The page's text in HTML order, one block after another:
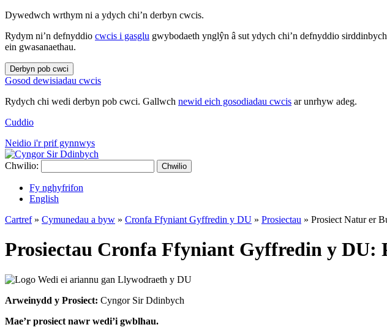
Dywedwch wrthym ni a ydych chi’n derbyn cwcis.
Rydym ni’n defnyddio cwcis i gasglu gwybodaeth ynglŷn â sut ydych chi’n defnyddio
ein gwasanaethau.
Derbyn pob cwci
Gosod dewisiadau cwcis
Rydych chi wedi derbyn pob cwci. Gallwch newid eich gosodiadau cwcis ar unrhyw adeg.
Cuddio
Neidio i'r prif gynnwys
Chwilio: Chwilio
Fy nghyfrifon
English
Cartref» Cymunedau a byw » Cronfa Ffyniant Gyffredin y DU » Prosiectau » Prosiect Natur er
Prosiectau Cronfa Ffyniant Gyffredin y DU:
Arweinydd y Prosiect: Cyngor Sir Ddinbych
Mae’r prosiect nawr wedi’i gwblhau.